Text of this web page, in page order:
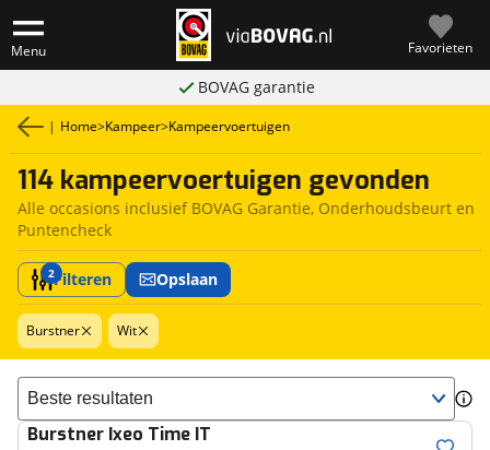
Menu Favorieten
BOVAG garantie
| Home>Kampeer>Kampeervoertuigen
114 kampeervoertuigen gevonden
Alle occasions inclusief BOVAG Garantie, Onderhoudsbeurt en
Puntencheck
2Filteren Opslaan
Burstner Wit
Sorteer resultaten
Burstner Ixeo Time IT